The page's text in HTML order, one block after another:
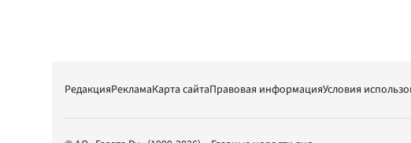
РедакцияРекламаКарта сайтаПравовая информацияУсловия